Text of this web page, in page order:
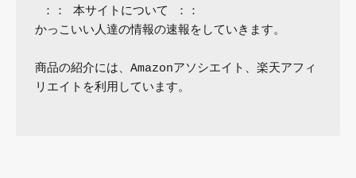
かっこいい人達の情報の速報をしていきます。
商品の紹介には、Amazonアソシエイト、楽天アフィ
リエイトを利用しています。